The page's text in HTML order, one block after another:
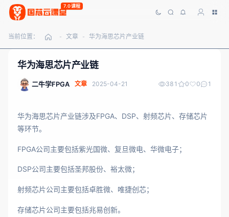
7.0课程
当前位置： - 文章 - 华为海思芯片产业链
华为海思芯片产业链
二牛学FPGA 文章 2025-04-21 381 0 0 1
华为海思芯片产业链涉及FPGA、DSP、射频芯片、存储芯片
等环节。
FPGA公司主要包括紫光国微、复旦微电、华微电子；
DSP公司主要包括圣邦股份、裕太微；
射频芯片公司主要包括卓胜微、唯捷创芯；
存储芯片公司主要包括兆易创新。